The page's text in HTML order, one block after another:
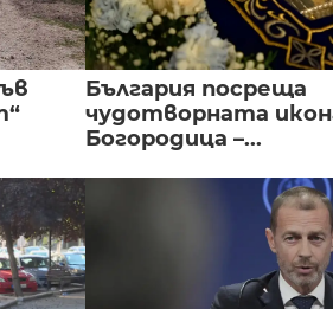
България посреща
чудотворната
Богородица –...